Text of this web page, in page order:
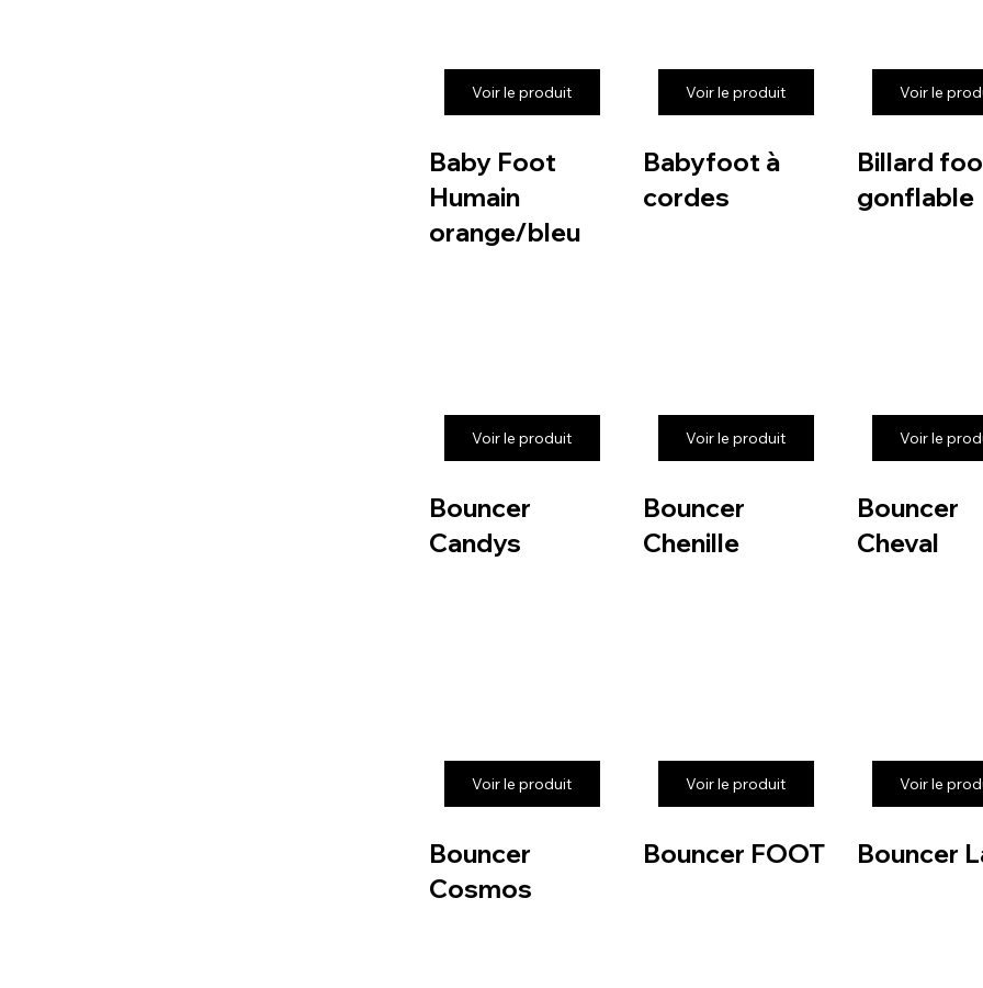
Voir le produit Voir le produit Voir le
Baby Foot
Humain
orange/bleu
Voir le produit
Babyfoot à
cordes
Voir le produit
Billard
gonflable
Voir le
Bouncer
Candys
Voir le produit
Bouncer
Chenille
Voir le produit
Bouncer
Cheval
Voir le
Bouncer
Cosmos
Bouncer FOOT Bouncer